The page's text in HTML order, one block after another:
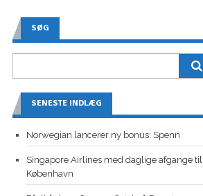
SØG
SENESTE INDLÆG
Norwegian lancerer ny bonus: Spenn
Singapore Airlines med daglige afgange til
København